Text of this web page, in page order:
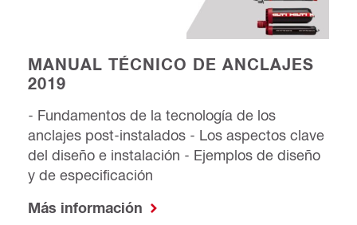
MANUAL TÉCNICO DE ANCLAJES
2019
- Fundamentos de la tecnología de los
anclajes post-instalados - Los aspectos clave
del diseño e instalación - Ejemplos de diseño
y de especificación
Más información